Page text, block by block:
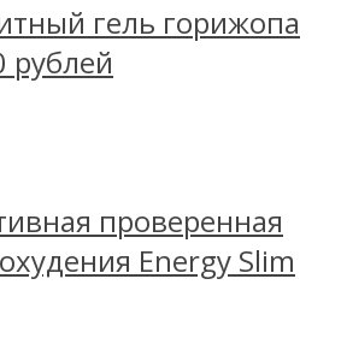
гель горижопа
рублей
проверенная
Energy Slim